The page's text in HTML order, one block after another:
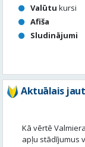
Valūtu kursi
Afiša
Sludinājumi
Aktuālais
Kā vērtē
apļu stādījumus